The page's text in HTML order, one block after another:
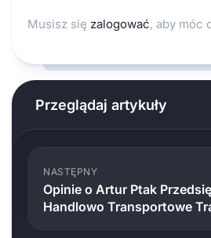
Musisz się zalogować, aby móc
Przeglądaj artykuły
NASTĘPNY
Opinie o Artur Ptak
Handlowo Transportowe